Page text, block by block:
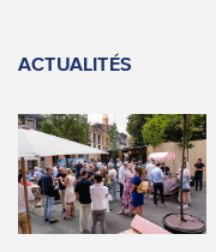
ACTUALITÉS